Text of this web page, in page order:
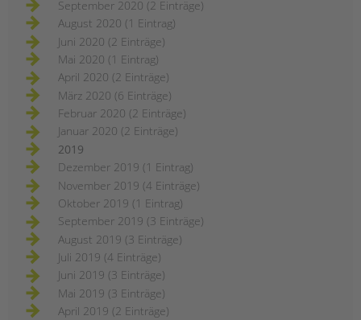
September 2020 (2 Einträge)
August 2020 (1 Eintrag)
Juni 2020 (2 Einträge)
Mai 2020 (1 Eintrag)
April 2020 (2 Einträge)
März 2020 (6 Einträge)
Februar 2020 (2 Einträge)
Januar 2020 (2 Einträge)
2019
Dezember 2019 (1 Eintrag)
November 2019 (4 Einträge)
Oktober 2019 (1 Eintrag)
September 2019 (3 Einträge)
August 2019 (3 Einträge)
Juli 2019 (4 Einträge)
Juni 2019 (3 Einträge)
Mai 2019 (3 Einträge)
April 2019 (2 Einträge)